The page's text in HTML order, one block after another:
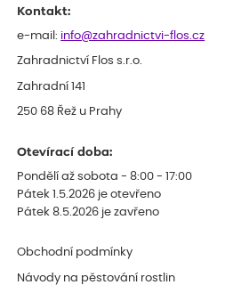
Kontakt:
e-mail: info@zahradnictvi-flos.cz
Zahradnictví Flos s.r.o.
Zahradní 141
250 68 Řež u Prahy
Otevírací doba:
Pondělí až sobota - 8:00 - 17:00
Pátek 1.5.2026 je otevřeno
Pátek 8.5.2026 je zavřeno
Obchodní podmínky
Návody na pěstování rostlin